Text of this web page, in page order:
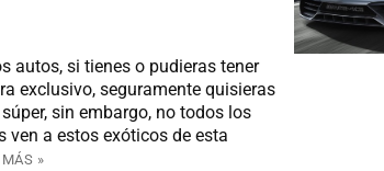
autos, si tienes o pudieras tener
exclusivo, seguramente quisieras
sin embargo, no todos los
ven a estos exóticos de esta
MÁS »